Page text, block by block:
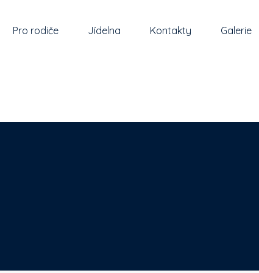
Pro rodiče Jídelna Kontakty Galerie